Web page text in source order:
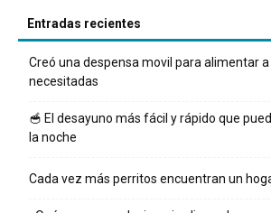
Entradas recientes
Creó una despensa movil para alimentar
necesitadas
🥣 El desayuno más fácil y rápido que
la noche
Cada vez más perritos encuentran un